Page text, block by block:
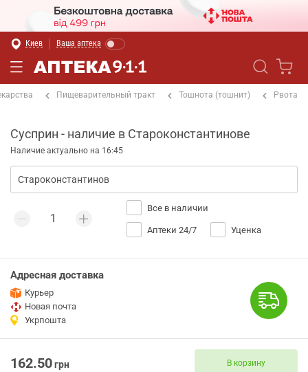
Киев Ваша аптека
Пищеварительный тракт Тошнота (тошнит) Рвота
Сусприн - наличие в Староконстантинове
Наличие актуально на 16:45
Все в наличии
Аптеки 24/7 Уценка
Адресная доставка
Курьер
Новая почта
Укрпошта
162.50грн В корзину